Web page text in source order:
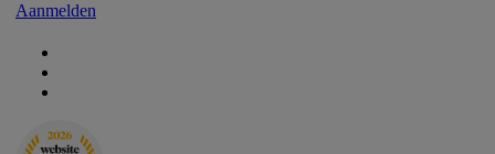
Aanmelden